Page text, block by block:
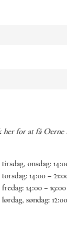
for at få Oerne
tirsdag, onsdag: 14:
torsdag: 14:00–21:
fredag: 14:00–19:00
lørdag, søndag: 12:00